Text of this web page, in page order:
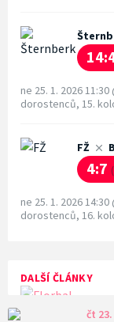
ne 25. 1. 2026 11:30
dorostenců, 15.
FŽ
4:7
ne 25. 1. 2026 14:30
dorostenců, 16.
DALŠÍ ČLÁNKY
čt 23.